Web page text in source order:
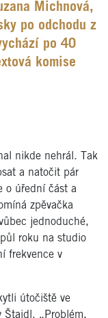
Michnová,
po odchodu z
po 40
komise
nikde nehrál. Tak
a natočit pár
o úřední část a
zpěvačka
jednoduché,
roku na studio
frekvence v
útočiště ve
Štaidl. „Problém,